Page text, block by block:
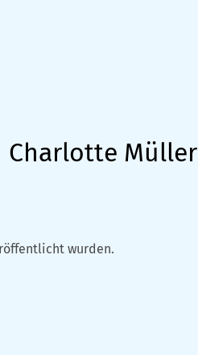
Charlotte Müller
wurden.